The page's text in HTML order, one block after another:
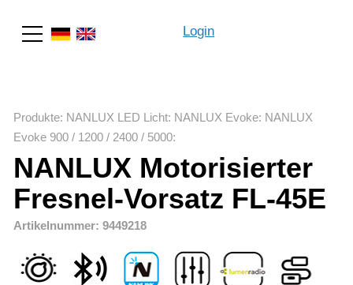
Login
Produkte: NANLUX LED Licht: NANLUX Evoke: NANLUX
Evoke 900 / 1200 / 2400 / 5000:
NANLUX Motorisierter
Fresnel-Vorsatz FL-45E
Artikelnummer: 9449218